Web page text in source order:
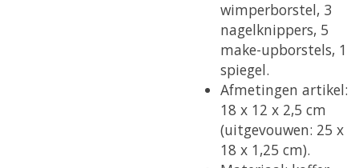
wimperborstel, 3
nagelknippers, 5
make-upborstels, 1
spiegel.
Afmetingen artikel:
18 x 12 x 2,5 cm
(uitgevouwen: 25 x
18 x 1,25 cm).